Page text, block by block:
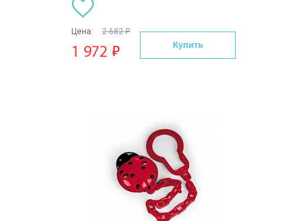
Цена: 2 682 Р
1 972 Купить